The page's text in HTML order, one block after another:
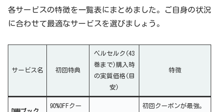
各サービスの特徴を一覧表にまとめました。ご自身の状況
に合わせて最適なサービスを選びましょう。
サービス名 初回特典
ベルセルク(43
巻まで)購入時
の実質価格(目
安)
特徴
90%OFFクー
初回クーポンが最強。